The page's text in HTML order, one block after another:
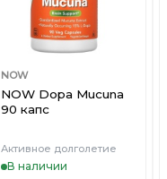
NOW
NOW Dopa Mucuna
90 капс
Активное долголетие
В наличии